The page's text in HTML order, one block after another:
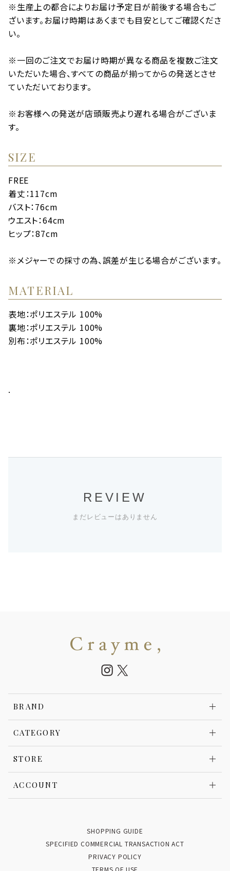
※生産上の都合によりお届け予定日が前後する場合もご
ざいます。お届け時期はあくまでも目安としてご確認くださ
い。
※一回のご注文でお届け時期が異なる商品を複数ご注文
いただいた場合、すべての商品が揃ってからの発送とさせ
ていただいております。
※お客様への発送が店頭販売より遅れる場合がございま
す。
SIZE
FREE
着丈：117cm
バスト：76cm
ウエスト：64cm
ヒップ：87cm
※メジャーでの採寸の為、誤差が生じる場合がございます。
MATERIAL
表地：ポリエステル 100%
裏地：ポリエステル 100%
別布：ポリエステル 100%
.
REVIEW
まだレビューはありません
BRAND
CATEGORY
STORE
ACCOUNT
SHOPPING GUIDE
SPECIFIED COMMERCIAL TRANSACTION ACT
PRIVACY POLICY
TERMS OF USE